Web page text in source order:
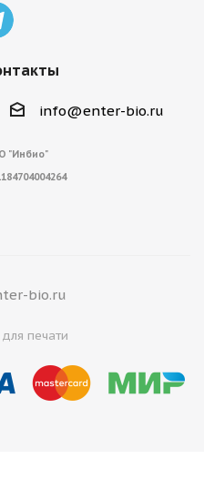
info@enter-bio.ru
"Инбио"
bio.ru
печати